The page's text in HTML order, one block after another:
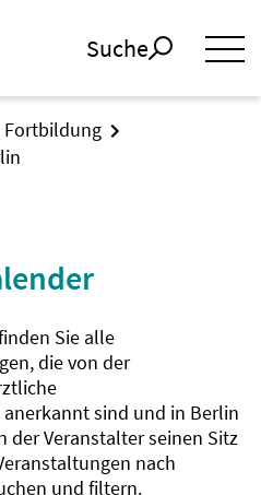
Suche
Fortbildung
Sie alle
die von der
sind und in Berlin
Veranstalter seinen Sitz
nach
und filtern.